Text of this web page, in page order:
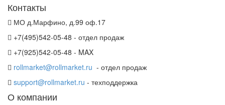
Контакты
МО д.Марфино, д.99 оф.17
+7(495)542-05-48 - отдел продаж
+7(925)542-05-48 - MAX
rollmarket@rollmarket.ru - отдел продаж
support@rollmarket.ru - техподдержка
О компании